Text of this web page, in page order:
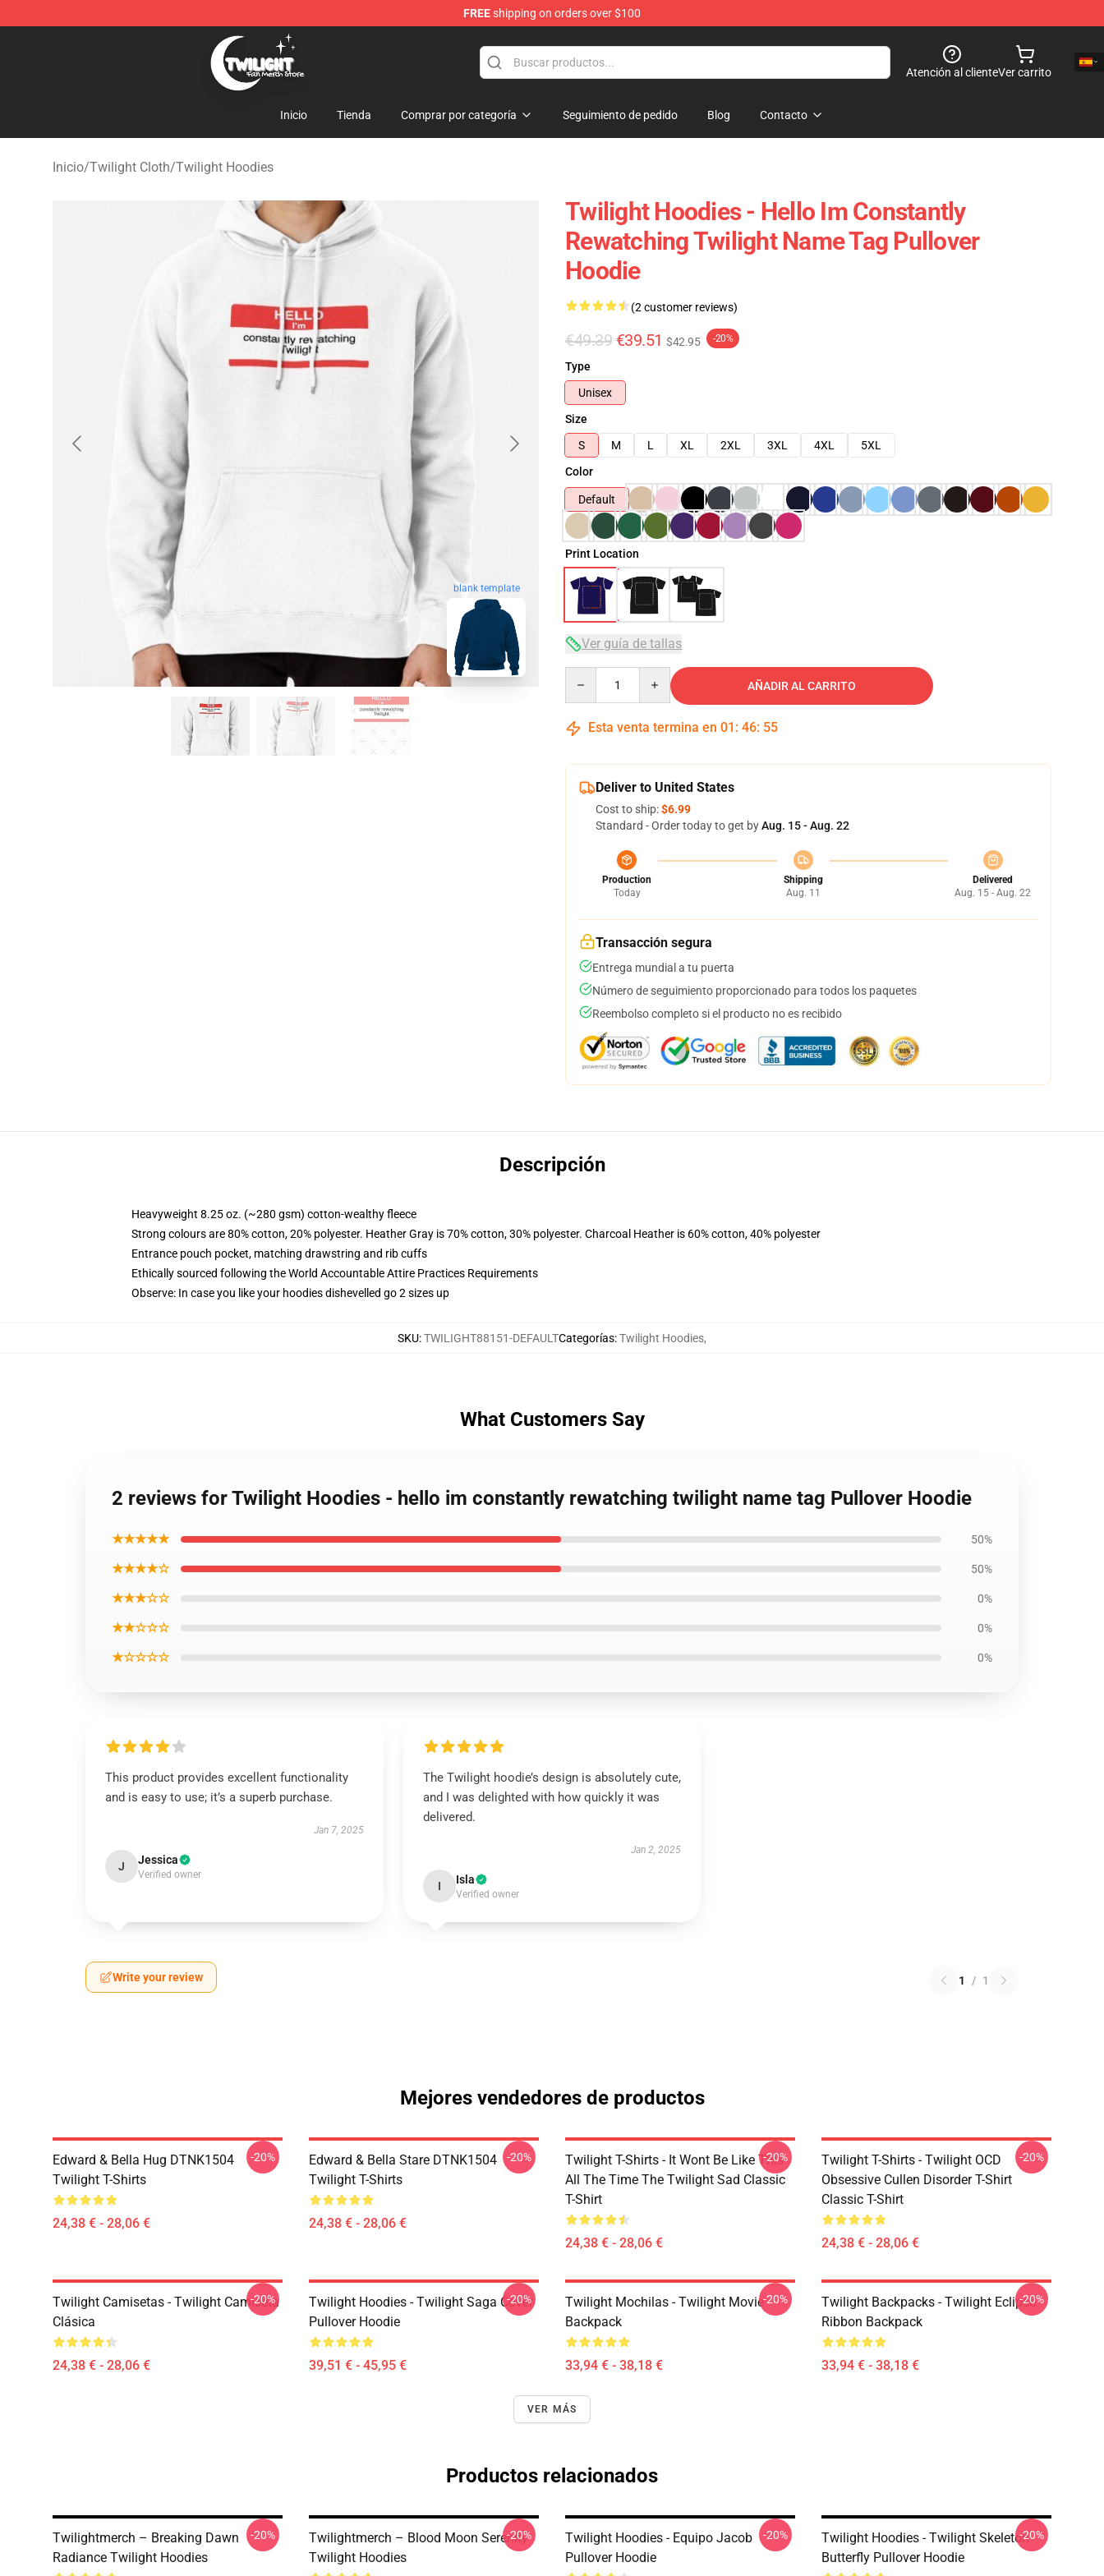
FREEshipping on orders over $100
Twilight Store - Official Twilight Merchandise Shop
Atención al clienteVer carrito
Inicio Tienda Comprar por categoría Seguimiento de pedido Blog Contacto
Inicio/Twilight Cloth/Twilight Hoodies
blank template
Twilight Hoodies - Hello Im Constantly
Rewatching Twilight Name Tag Pullover
Hoodie
(2 customer reviews)
€49.39 €39.51 $42.95 -20%
Type
Unisex
Size
S
M L XL 2XL 3XL 4XL
5XL
Color
Default
Print Location
Ver guía de tallas
AÑADIR AL CARRITO
Esta venta termina en 01 : 46: 54
Deliver to United States
Cost to ship:$6.99
Standard - Order today to get byAug. 15 - Aug. 22
Production
Today
Shipping
Aug. 11
Delivered
Aug. 15 - Aug. 22
Transacción segura
Entrega mundial a tu puerta
Número de seguimiento proporcionado para todos los paquetes
Reembolso completo si el producto no es recibido
Descripción
Heavyweight 8.25 oz. (~280 gsm) cotton-wealthy fleece
Strong colours are 80% cotton, 20% polyester. Heather Gray is 70% cotton, 30% polyester. Charcoal Heather is 60% cotton, 40% polyester
Entrance pouch pocket, matching drawstring and rib cuffs
Ethically sourced following the World Accountable Attire Practices Requirements
Observe: In case you like your hoodies dishevelled go 2 sizes up
SKU:TWILIGHT88151-DEFAULTCategorías:Twilight Hoodies,
What Customers Say
2 reviews for Twilight Hoodies - hello im constantly rewatching twilight name tag Pullover Hoodie
★★★★★ 50%
★★★★☆ 50%
★★★☆☆ 0%
★★☆☆☆ 0%
★☆☆☆☆ 0%
This product provides excellent functionality
and is easy to use; it’s a superb purchase.
Jan 7, 2025
J Jessica
Verified owner
The Twilight hoodie’s design is absolutely cute,
and I was delighted with how quickly it was
delivered.
Jan 2, 2025
I Isla
Verified owner
Write your review 1 / 1
Mejores vendedores de productos
Edward & Bella Hug DTNK1504
Twilight T-Shirts
24,38 € - 28,06 €
-20%
Edward & Bella Stare DTNK1504
Twilight T-Shirts
24,38 € - 28,06 €
-20%
Twilight T-Shirts - It Wont Be Like This
All The Time The Twilight Sad Classic
T-Shirt
24,38 € - 28,06 €
-20%
Twilight T-Shirts - Twilight OCD
Obsessive Cullen Disorder T-Shirt
Classic T-Shirt
24,38 € - 28,06 €
-20%
Twilight Camisetas - Twilight Camiseta
Clásica
24,38 € - 28,06 €
-20%
Twilight Hoodies - Twilight Saga Cover
Pullover Hoodie
39,51 € - 45,95 €
-20%
Twilight Mochilas - Twilight Movie
Backpack
33,94 € - 38,18 €
-20%
Twilight Backpacks - Twilight Eclipse
Ribbon Backpack
33,94 € - 38,18 €
-20%
VER MÁS
Productos relacionados
Twilightmerch – Breaking Dawn
Radiance Twilight Hoodies
-20%
Twilightmerch – Blood Moon Serenity
Twilight Hoodies
-20%
Twilight Hoodies - Equipo Jacob
Pullover Hoodie
-20%
Twilight Hoodies - Twilight Skeleton
Butterfly Pullover Hoodie
-20%